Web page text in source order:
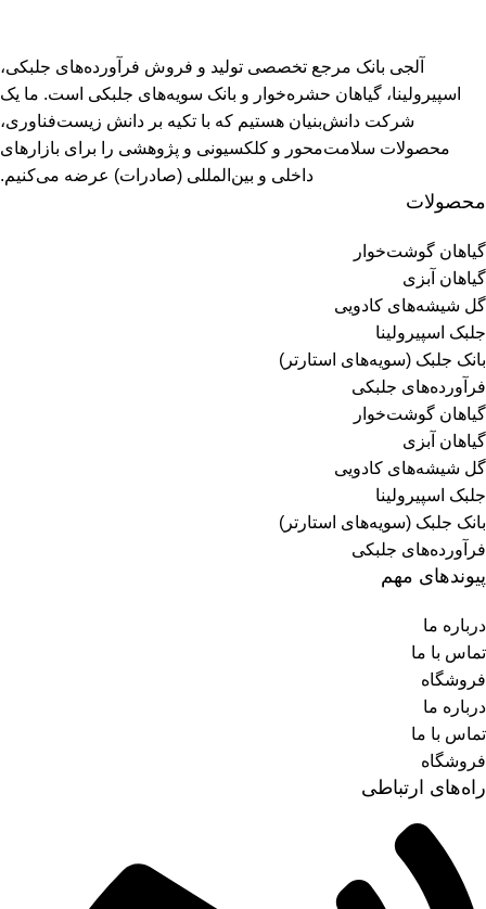
آلجی بانک مرجع تخصصی تولید و فروش فرآورده‌های جلبکی،
اسپیرولینا، گیاهان حشره‌خوار و بانک سویه‌های جلبکی است. ما یک
شرکت دانش‌بنیان هستیم که با تکیه بر دانش زیست‌فناوری،
محصولات سلامت‌محور و کلکسیونی و پژوهشی را برای بازارهای
داخلی و بین‌المللی (صادرات) عرضه می‌کنیم.
محصولات
گیاهان گوشت‌خوار
گیاهان آبزی
گل شیشه‌های کادویی
جلبک اسپیرولینا
بانک جلبک (سویه‌های استارتر)
فرآورده‌های جلبکی
گیاهان گوشت‌خوار
گیاهان آبزی
گل شیشه‌های کادویی
جلبک اسپیرولینا
بانک جلبک (سویه‌های استارتر)
فرآورده‌های جلبکی
پیوندهای مهم
درباره ما
تماس با ما
فروشگاه
درباره ما
تماس با ما
فروشگاه
راه‌های ارتباطی